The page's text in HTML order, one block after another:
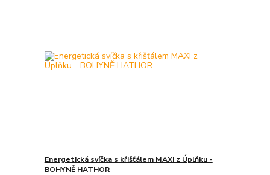
Energetická svíčka s křišťálem MAXI z Úplňku -
BOHYNĚ HATHOR